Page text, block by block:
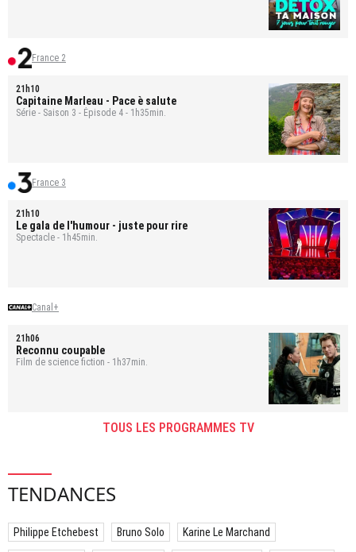
France 2
21h10
Capitaine Marleau - Pace è salute
Série - Saison 3 - Épisode 4 - 1h35min.
France 3
21h10
Le gala de l'humour - juste pour rire
Spectacle - 1h45min.
Canal+
21h06
Reconnu coupable
Film de science fiction - 1h37min.
TOUS LES PROGRAMMES TV
TENDANCES
Philippe Etchebest Bruno Solo Karine Le Marchand